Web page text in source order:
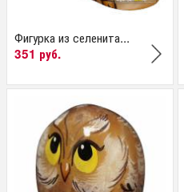
Фигурка из селенита...
351 руб.